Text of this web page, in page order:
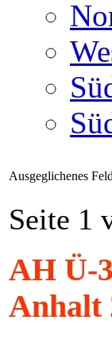
Ausgeglichenes
Seite 1
AH Ü-
Anhalt